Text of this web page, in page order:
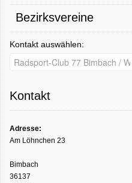
Bezirksvereine
Kontakt auswählen:
Kontakt
Adresse:
Am Löhnchen 23
Bimbach
36137